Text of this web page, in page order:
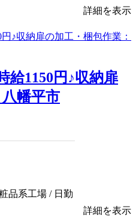
詳細を表示
給1150円♪収納扉
幡平市
品系工場 / 日勤
詳細を表示